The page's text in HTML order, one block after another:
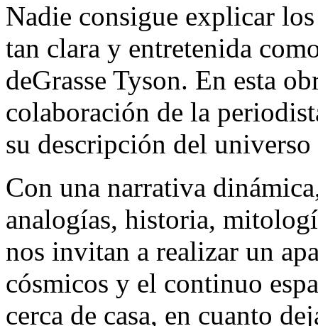
Nadie consigue explicar
tan clara y entretenida
deGrasse Tyson. En esta
colaboración de la
su descripción del
Con una narrativa
analogías, historia,
nos invitan a realizar un
cósmicos y el continuo
cerca de casa, en cuanto